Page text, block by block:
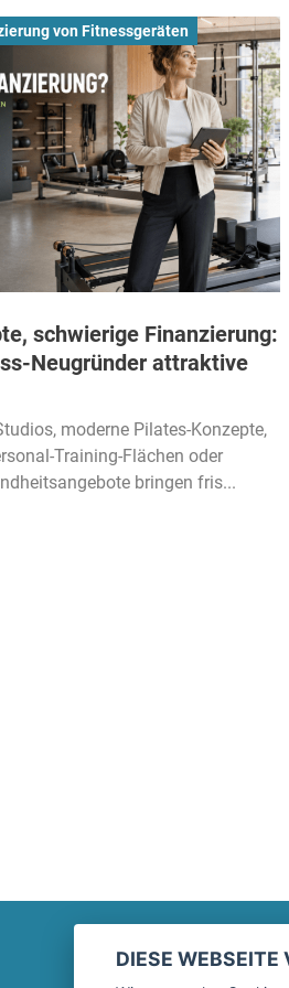
von Fitnessgeräten
schwierige Finanzierung:
Neugründer attraktive
moderne Pilates-Konzepte,
Training-Flächen oder
bringen fris...
DIESE WEBSEITE